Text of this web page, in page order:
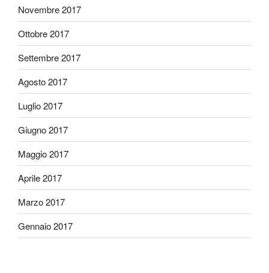
Novembre 2017
Ottobre 2017
Settembre 2017
Agosto 2017
Luglio 2017
Giugno 2017
Maggio 2017
Aprile 2017
Marzo 2017
Gennaio 2017